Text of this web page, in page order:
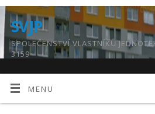
SVJP
SPOLEČENSTVÍ VLASTNÍKŮ
3159
MENU